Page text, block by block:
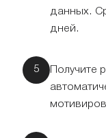
данных.
дней.
Получите